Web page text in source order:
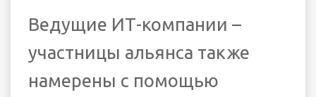
Ведущие ИТ-компании –
участницы альянса также
намерены с помощью